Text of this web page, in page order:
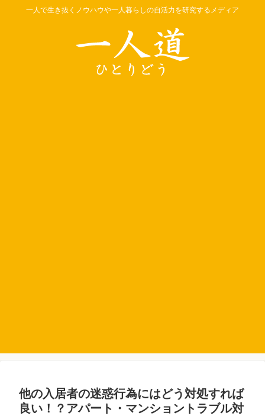
一人で生き抜くノウハウや一人暮らしの自活力を研究するメディア
他の入居者の迷惑行為にはどう対処すれば
良い！？アパート・マンショントラブル対